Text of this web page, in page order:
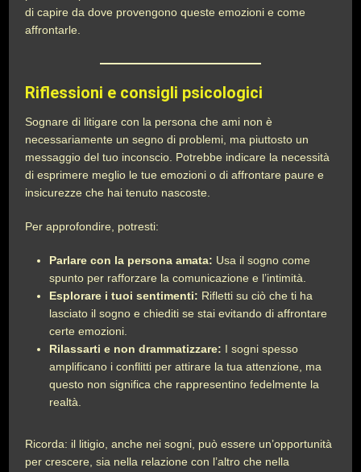
di capire da dove provengono queste emozioni e come
affrontarle.
Riflessioni e consigli psicologici
Sognare di litigare con la persona che ami non è
necessariamente un segno di problemi, ma piuttosto un
messaggio del tuo inconscio. Potrebbe indicare la necessità
di esprimere meglio le tue emozioni o di affrontare paure e
insicurezze che hai tenuto nascoste.
Per approfondire, potresti:
Parlare con la persona amata: Usa il sogno come
spunto per rafforzare la comunicazione e l’intimità.
Esplorare i tuoi sentimenti: Rifletti su ciò che ti ha
lasciato il sogno e chiediti se stai evitando di affrontare
certe emozioni.
Rilassarti e non drammatizzare: I sogni spesso
amplificano i conflitti per attirare la tua attenzione, ma
questo non significa che rappresentino fedelmente la
realtà.
Ricorda: il litigio, anche nei sogni, può essere un’opportunità
per crescere, sia nella relazione con l’altro che nella